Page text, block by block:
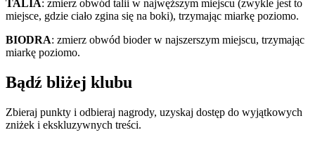
TALIA: zmierz obwód talii w najwęższym miejscu (zwykle jest to
miejsce, gdzie ciało zgina się na boki), trzymając miarkę poziomo.
BIODRA: zmierz obwód bioder w najszerszym miejscu, trzymając
miarkę poziomo.
Bądź bliżej klubu
Zbieraj punkty i odbieraj nagrody, uzyskaj dostęp do wyjątkowych
zniżek i ekskluzywnych treści.